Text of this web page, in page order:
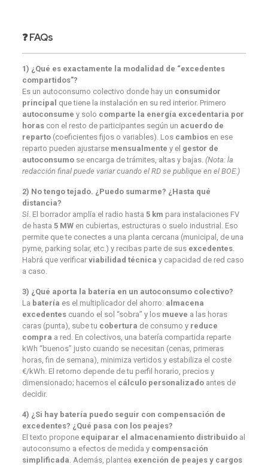
❓FAQs
1) ¿Qué es exactamente la modalidad de “excedentes
compartidos”?
Es un autoconsumo colectivo donde hay un consumidor
principal que tiene la instalación en su red interior. Primero
autoconsume y solo comparte la energía excedentaria por
horascon el resto de participantes según un acuerdo de
reparto(coeficientes fijos o variables). Los cambiosen ese
reparto pueden ajustarse mensualmente y el gestor de
autoconsumose encarga de trámites, altas y bajas. (Nota: la
redacción final puede variar cuando el RD se publique en el BOE.)
2) No tengo tejado. ¿Puedo sumarme? ¿Hasta qué
distancia?
Sí. El borrador amplía el radio hasta 5 km para instalaciones FV
de hasta 5 MWen cubiertas, estructuras o suelo industrial. Eso
permite que te conectes a una planta cercana (municipal, de una
pyme, parking solar, etc.) y recibas parte de sus excedentes.
Habrá que verificar viabilidad técnica y capacidad de red caso
a caso.
3) ¿Qué aporta la batería en un autoconsumo colectivo?
La batería es el multiplicador del ahorro: almacena
excedentescuando el sol “sobra” y los mueve a las horas
caras (punta), sube tu cobertura de consumo y reduce
compra a red. En colectivos, una batería compartida reparte
kWh “buenos” justo cuando se necesitan (cenas, primeras
horas, fin de semana), minimiza vertidos y estabiliza el coste
€/kWh. El retorno depende de tu perfil horario, precios y
dimensionado; hacemos el cálculo personalizadoantes de
decidir.
4) ¿Si hay batería puedo seguir con compensación de
excedentes? ¿Qué pasa con los peajes?
El texto propone equiparar el almacenamiento distribuidoal
autoconsumo a efectos de medida y compensación
simplificada . Además, plantea exención de peajes y cargos